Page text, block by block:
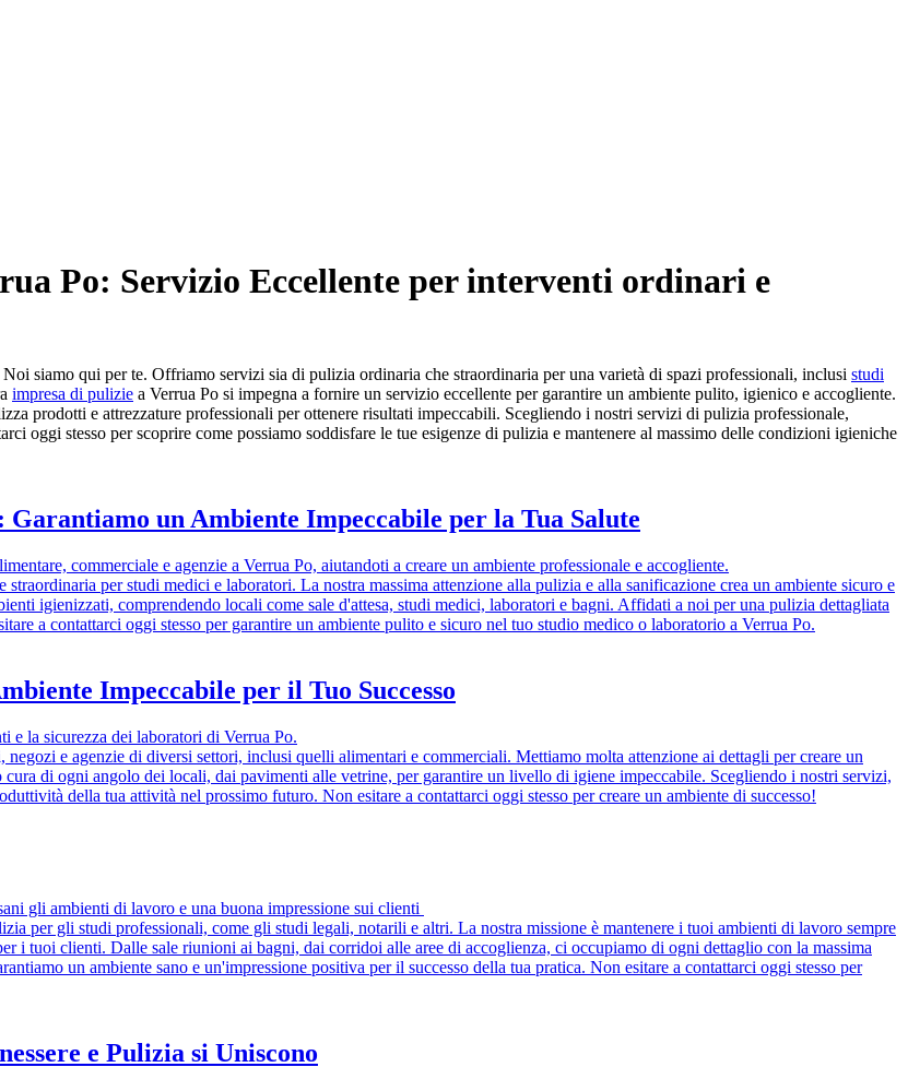
Po: Servizio Eccellente per interventi ordinari e
siamo qui per te. Offriamo servizi sia di pulizia ordinaria che straordinaria per una varietà di spazi professionali, inclusi studi
impresa di pulizie a Verrua Po si impegna a fornire un servizio eccellente per garantire un ambiente pulito, igienico e accogliente.
prodotti e attrezzature professionali per ottenere risultati impeccabili. Scegliendo i nostri servizi di pulizia professionale,
oggi stesso per scoprire come possiamo soddisfare le tue esigenze di pulizia e mantenere al massimo delle condizioni igieniche
un Ambiente Impeccabile per la Tua Salute
commerciale e agenzie a Verrua Po, aiutandoti a creare un ambiente professionale e accogliente.
per studi medici e laboratori. La nostra massima attenzione alla pulizia e alla sanificazione crea un ambiente sicuro e
igienizzati, comprendendo locali come sale d'attesa, studi medici, laboratori e bagni. Affidati a noi per una pulizia dettagliata
a contattarci oggi stesso per garantire un ambiente pulito e sicuro nel tuo studio medico o laboratorio a Verrua Po.
Impeccabile per il Tuo Successo
e la sicurezza dei laboratori di Verrua Po.
e agenzie di diversi settori, inclusi quelli alimentari e commerciali. Mettiamo molta attenzione ai dettagli per creare un
di ogni angolo dei locali, dai pavimenti alle vetrine, per garantire un livello di igiene impeccabile. Scegliendo i nostri servizi,
della tua attività nel prossimo futuro. Non esitare a contattarci oggi stesso per creare un ambiente di successo!
gli ambienti di lavoro e una buona impressione sui clienti
per gli studi professionali, come gli studi legali, notarili e altri. La nostra missione è mantenere i tuoi ambienti di lavoro sempre
i tuoi clienti. Dalle sale riunioni ai bagni, dai corridoi alle aree di accoglienza, ci occupiamo di ogni dettaglio con la massima
un ambiente sano e un'impressione positiva per il successo della tua pratica. Non esitare a contattarci oggi stesso per
e Pulizia si Uniscono